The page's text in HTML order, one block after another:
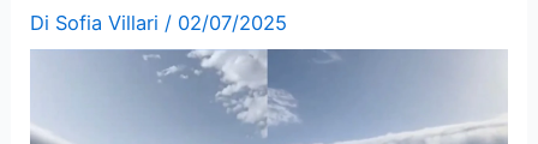
Di Sofia Villari / 02/07/2025